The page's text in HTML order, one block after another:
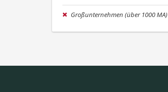
Großunternehmen (über 1000 MA)